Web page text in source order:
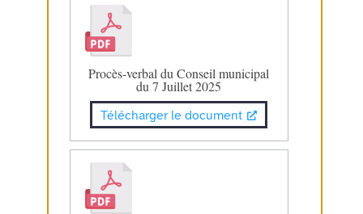
Procès-verbal du Conseil municipal
du 7 Juillet 2025
Télécharger le document